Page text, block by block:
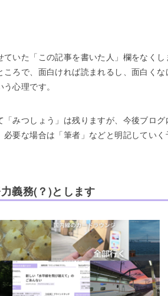
ていた「この記事を書いた人」欄をなくし
ころで、面白ければ読まれるし、面白くな
心理です。
「みつしょう」は残りますが、今後ブログ
必要な場合は「筆者」などと明記していく
義務(？)とします